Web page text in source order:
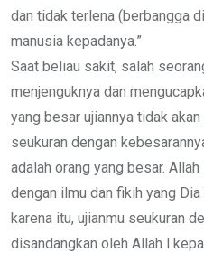
dan tidak terlena (berbangga
manusia kepadanya.”
Saat beliau sakit, salah
menjenguknya dan
yang besar ujiannya tidak
seukuran dengan
adalah orang yang besar.
dengan ilmu dan fikih yang
karena itu, ujianmu seukuran
disandangkan oleh Allah l